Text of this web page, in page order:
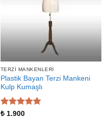
TERZI MANKENLERI
Plastik Bayan Terzi Mankeni
Kulp Kumaşlı
5 üzerinden
₺1.900